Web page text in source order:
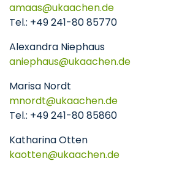
amaas
ukaachende
Tel.: +49 241-80 85770
Alexandra Niephaus
aniephaus
ukaachende
Marisa Nordt
mnordt
ukaachende
Tel.: +49 241-80 85860
Katharina Otten
kaotten
ukaachende